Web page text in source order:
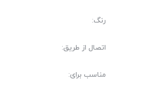
رنگ:
اتصال از طریق:
مناسب برای: